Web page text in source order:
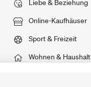
Liebe & Beziehung
Online-Kaufhäuser
Sport & Freizeit
Wohnen & Haushalt